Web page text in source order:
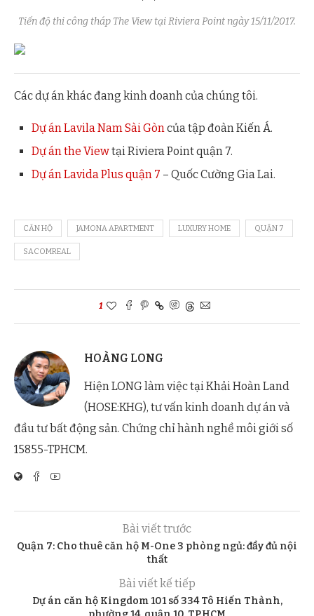
Tiến độ thi công tháp The View tại Riviera Point ngày 15/11/2017.
Các dự án khác đang kinh doanh của chúng tôi.
Dự án Lavila Nam Sài Gòncủa tập đoàn Kiến Á.
Dự án the Viewtại Riviera Point quận 7.
Dự án Lavida Plus quận 7 – Quốc Cường Gia Lai.
CĂN HỘ JAMONA APARTMENT LUXURY HOME QUẬN 7
SACOMREAL
1
HOÀNG LONG
Hiện LONG làm việc tại Khải Hoàn Land
(HOSE:KHG), tư vấn kinh doanh dự án và
đầu tư bất động sản. Chứng chỉ hành nghề môi giới số
15855-TPHCM.
Bài viết trước
Quận 7: Cho thuê căn hộ M-One 3 phòng ngủ: đầy đủ nội
thất
Bài viết kế tiếp
Dự án căn hộ Kingdom 101 số 334 Tô Hiến Thành,